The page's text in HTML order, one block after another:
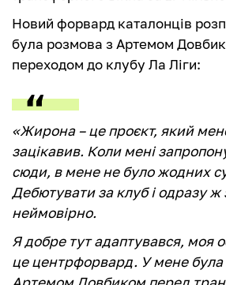
Новий форвард каталонців
була розмова з Артемом
переходом до клубу Ла Ліги:
«Жирона – це проєкт, який
зацікавив. Коли мені
сюди, в мене не було жодних
Дебютувати за клуб і одразу ж
неймовірно.
Я добре тут адаптувався, моя
це центрфорвард. У мене була